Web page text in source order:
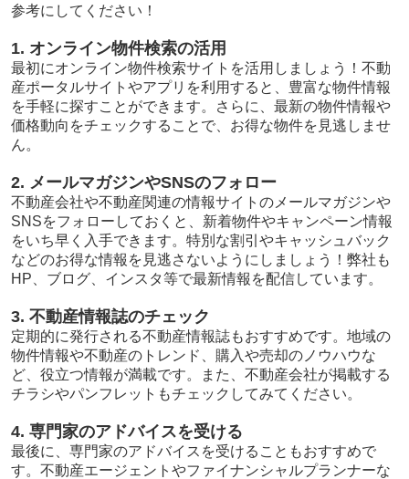
参考にしてください！
1. オンライン物件検索の活用
最初にオンライン物件検索サイトを活用しましょう！不動
産ポータルサイトやアプリを利用すると、豊富な物件情報
を手軽に探すことができます。さらに、最新の物件情報や
価格動向をチェックすることで、お得な物件を見逃しませ
ん。
2. メールマガジンやSNSのフォロー
不動産会社や不動産関連の情報サイトのメールマガジンや
SNSをフォローしておくと、新着物件やキャンペーン情報
をいち早く入手できます。特別な割引やキャッシュバック
などのお得な情報を見逃さないようにしましょう！ 弊社も
HP、ブログ、インスタ等で最新情報を配信しています。
3. 不動産情報誌のチェック
定期的に発行される不動産情報誌もおすすめです。地域の
物件情報や不動産のトレンド、購入や売却のノウハウな
ど、役立つ情報が満載です。また、不動産会社が掲載する
チラシやパンフレットもチェックしてみてください。
4. 専門家のアドバイスを受ける
最後に、専門家のアドバイスを受けることもおすすめで
す。不動産エージェントやファイナンシャルプランナーな